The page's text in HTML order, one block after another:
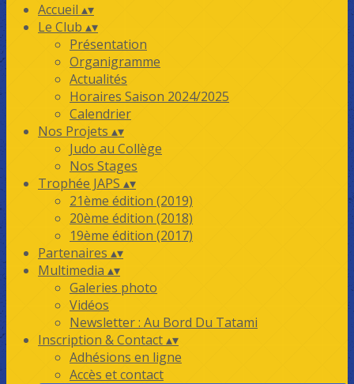
Accueil ▴▾
Le Club ▴▾
Présentation
Organigramme
Actualités
Horaires Saison 2024/2025
Calendrier
Nos Projets ▴▾
Judo au Collège
Nos Stages
Trophée JAPS ▴▾
21ème édition (2019)
20ème édition (2018)
19ème édition (2017)
Partenaires ▴▾
Multimedia ▴▾
Galeries photo
Vidéos
Newsletter : Au Bord Du Tatami
Inscription & Contact▴▾
Adhésions en ligne
Accès et contact